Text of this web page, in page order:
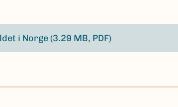
i Norge(3.29 MB, PDF)